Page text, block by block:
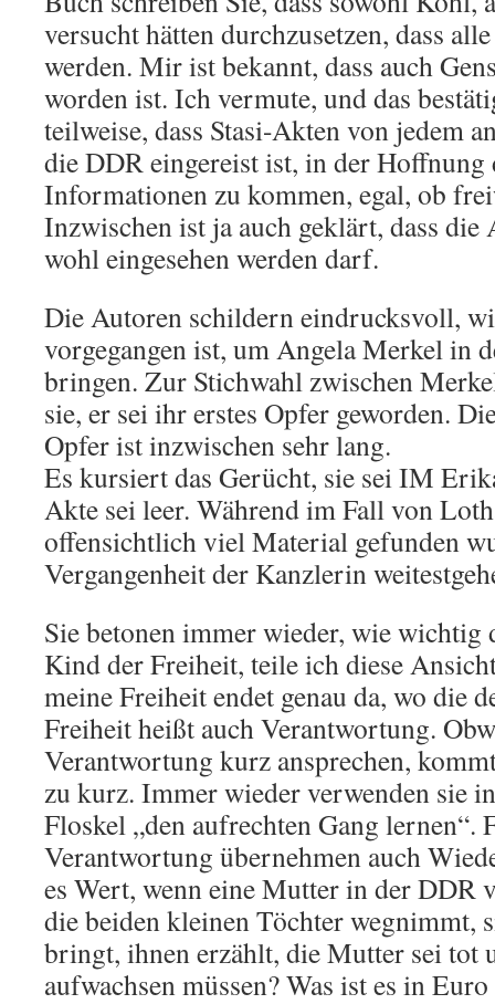
versucht hätten durchzusetzen, dass
werden. Mir ist bekannt, dass auch
worden ist. Ich vermute, und das
teilweise, dass Stasi-Akten von jedem
die DDR eingereist ist, in der Hoffnung
Informationen zu kommen, egal, ob
Inzwischen ist ja auch geklärt, dass
wohl eingesehen werden darf.
Die Autoren schildern eindrucksvoll,
vorgegangen ist, um Angela Merkel in
bringen. Zur Stichwahl zwischen
sie, er sei ihr erstes Opfer geworden.
Opfer ist inzwischen sehr lang.
Es kursiert das Gerücht, sie sei IM
Akte sei leer. Während im Fall von
offensichtlich viel Material gefunden
Vergangenheit der Kanzlerin
Sie betonen immer wieder, wie wichtig
Kind der Freiheit, teile ich diese
meine Freiheit endet genau da, wo die
Freiheit heißt auch Verantwortung.
Verantwortung kurz ansprechen,
zu kurz. Immer wieder verwenden sie
Floskel „den aufrechten Gang lernen“.
Verantwortung übernehmen auch
es Wert, wenn eine Mutter in der DDR
die beiden kleinen Töchter wegnimmt,
bringt, ihnen erzählt, die Mutter sei tot
aufwachsen müssen? Was ist es in